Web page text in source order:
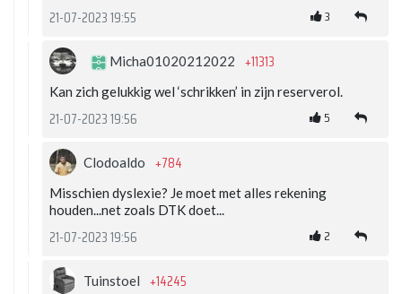
21-07-2023 19:55 3
Micha01020212022 +11313
Kan zich gelukkig wel ‘schrikken’ in zijn reserverol.
21-07-2023 19:56 5
Clodoaldo +784
Misschien dyslexie? Je moet met alles rekening
houden...net zoals DTK doet...
21-07-2023 19:56 2
Tuinstoel +14245